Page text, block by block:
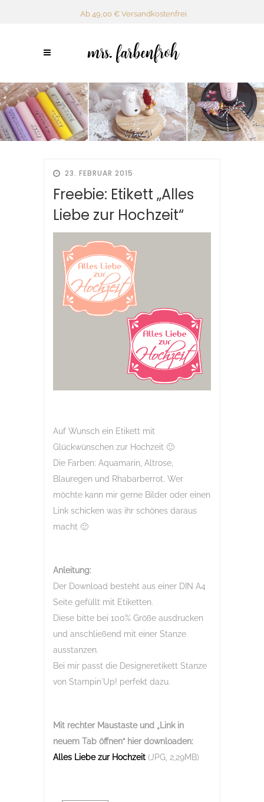
Ab 49,00 € Versandkostenfrei
23. FEBRUAR 2015
Freebie: Etikett „Alles
Liebe zur Hochzeit“
Auf Wunsch ein Etikett mit
Glückwünschen zur Hochzeit 🙂
Die Farben: Aquamarin, Altrose,
Blauregen und Rhabarberrot. Wer
möchte kann mir gerne Bilder oder einen
Link schicken was ihr schönes daraus
macht 🙂
Anleitung:
Der Download besteht aus einer DIN A4
Seite gefüllt mit Etiketten.
Diese bitte bei 100% Größe ausdrucken
und anschließend mit einer Stanze
ausstanzen.
Bei mir passt die Designeretikett Stanze
von Stampin´Up! perfekt dazu.
Mit rechter Maustaste und „Link in
neuem Tab öffnen“ hier downloaden:
Alles Liebe zur Hochzeit (JPG, 2,29MB)